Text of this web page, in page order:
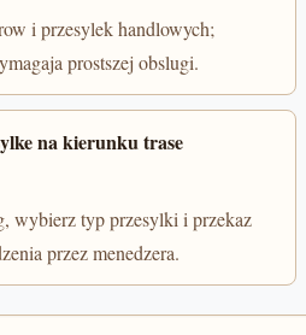
i przesylek handlowych;
prostszej obslugi.
na kierunku trase
wybierz typ przesylki i przekaz
przez menedzera.